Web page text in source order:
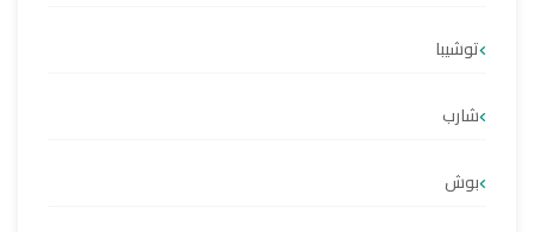
توشيبا
شارب
بوش